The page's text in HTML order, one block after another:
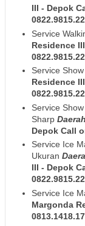
III - Depok
Service
Residence III
Service
Residence III
Service
Sharp Daerah
Depok Call
Service Ice
Ukuran
III - Depok
Service Ice
Margonda